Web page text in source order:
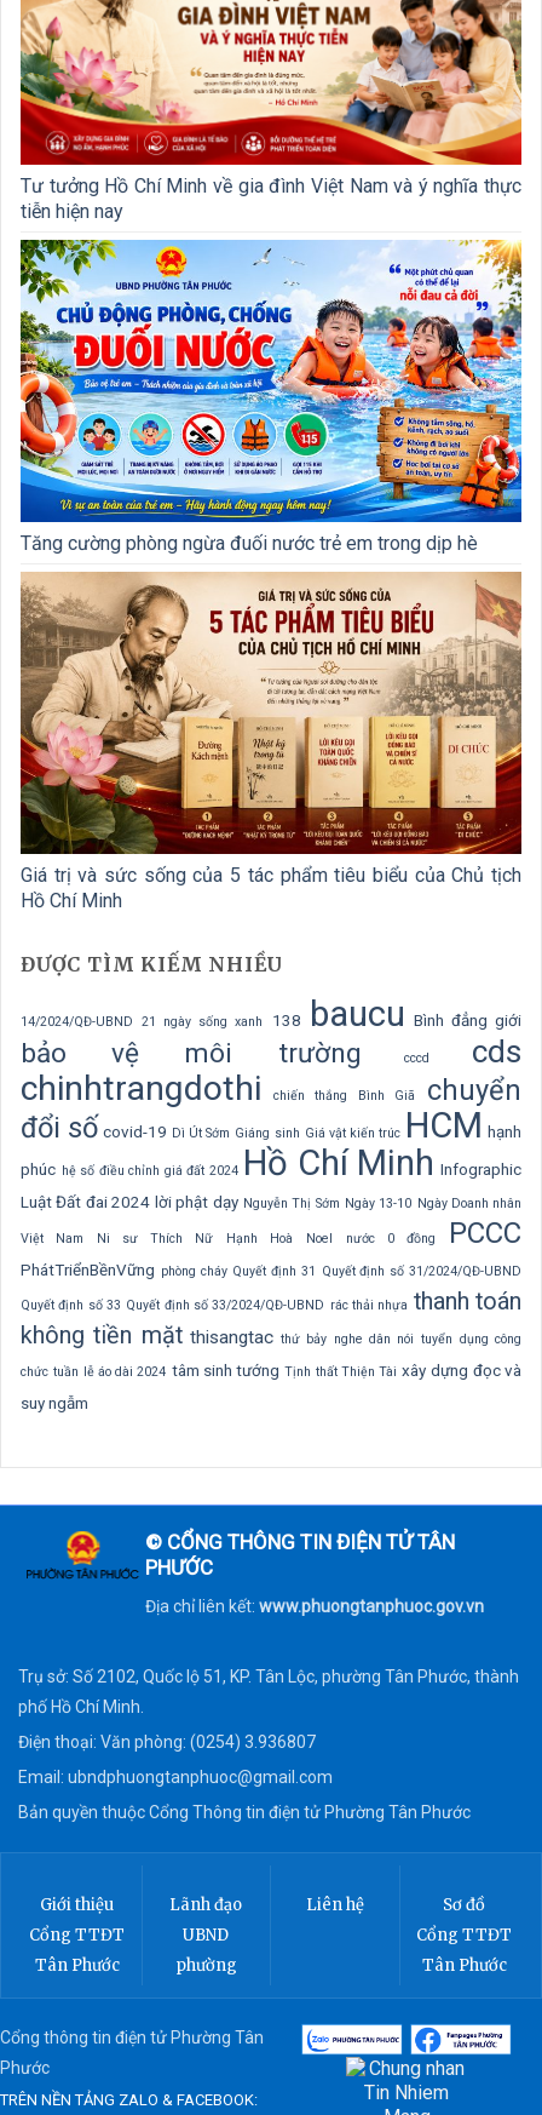
Tư tưởng Hồ Chí Minh về gia đình Việt Nam và ý nghĩa thực
tiễn hiện nay
Tăng cường phòng ngừa đuối nước trẻ em trong dịp hè
Giá trị và sức sống của 5 tác phẩm tiêu biểu của Chủ tịch
Hồ Chí Minh
ĐƯỢC TÌM KIẾM NHIỀU
14/2024/QĐ-UBND 21 ngày sống xanh 138 baucu Bình đẳng giới
bảo vệ môi trường cccd cds
chinhtrangdothi chiến thắng Bình Giã
chuyển
đổi số covid-19 Dì Út Sớm Giáng sinh Giá vật kiến trúc HCM hạnh
phúc hệ số điều chỉnh giá đất 2024 Hồ Chí Minh Infographic
Luật Đất đai 2024 lời phật dạy Nguyễn Thị Sớm Ngày 13-10 Ngày Doanh nhân
Việt Nam Ni sư Thích Nữ Hạnh Hoà Noel nước 0 đồng PCCC
PhátTriểnBềnVững phòng cháy Quyết định 31 Quyết định số 31/2024/QĐ-UBND
Quyết định số 33 Quyết định số 33/2024/QĐ-UBND rác thải nhựa thanh toán
không tiền mặt thisangtac thứ bảy nghe dân nói tuyển dụng công
chức tuần lễ áo dài 2024 tâm sinh tướng Tịnh thất Thiện Tài xây dựng đọc và
suy ngẫm
© CỔNG THÔNG TIN ĐIỆN TỬ TÂN
PHƯỚC
Địa chỉ liên kết: www.phuongtanphuoc.gov.vn
Trụ sở: Số 2102, Quốc lộ 51, KP. Tân Lộc, phường Tân Phước, thành
phố Hồ Chí Minh.
Điện thoại: Văn phòng: (0254) 3.936807
Email: ubndphuongtanphuoc@gmail.com
Bản quyền thuộc Cổng Thông tin điện tử Phường Tân Phước
Giới thiệu
Cổng TTĐT
Tân Phước
Lãnh đạo
UBND
phường
Liên hệ
Sơ đồ
Cổng TTĐT
Tân Phước
Cổng thông tin điện tử Phường Tân
Phước
TRÊN NỀN TẢNG ZALO & FACEBOOK: